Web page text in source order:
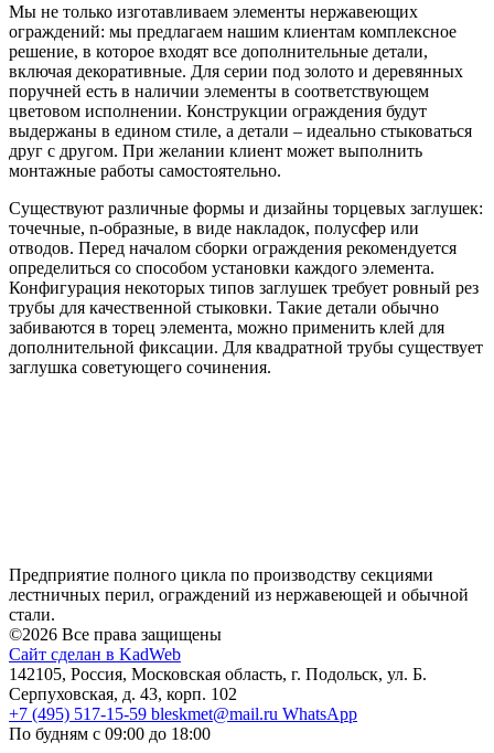
Мы не только изготавливаем элементы нержавеющих
ограждений: мы предлагаем нашим клиентам комплексное
решение, в которое входят все дополнительные детали,
включая декоративные. Для серии под золото и деревянных
поручней есть в наличии элементы в соответствующем
цветовом исполнении. Конструкции ограждения будут
выдержаны в едином стиле, а детали – идеально стыковаться
друг с другом. При желании клиент может выполнить
монтажные работы самостоятельно.
Существуют различные формы и дизайны торцевых заглушек:
точечные, n-образные, в виде накладок, полусфер или
отводов. Перед началом сборки ограждения рекомендуется
определиться со способом установки каждого элемента.
Конфигурация некоторых типов заглушек требует ровный рез
трубы для качественной стыковки. Такие детали обычно
забиваются в торец элемента, можно применить клей для
дополнительной фиксации. Для квадратной трубы существует
заглушка советующего сочинения.
Предприятие полного цикла по производству секциями
лестничных перил, ограждений из нержавеющей и обычной
стали.
©2026 Все права защищены
Сайт сделан в KadWeb
142105, Россия, Московская область, г. Подольск, ул. Б.
Серпуховская, д. 43, корп. 102
+7 (495) 517-15-59 bleskmet@mail.ru WhatsApp
По будням с 09:00 до 18:00